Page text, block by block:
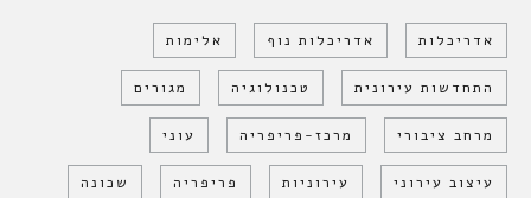
אדריכלות אדריכלות נוף אלימות
התחדשות עירונית טכנולוגיה מגורים
מרחב ציבורי מרכז-פריפריה עוני
עיצוב עירוני עירוניות פריפריה שכונה